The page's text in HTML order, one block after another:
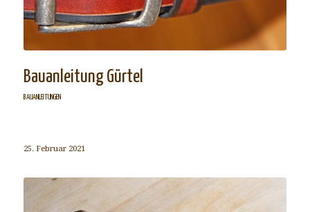
Bauanleitung Gürtel
BAUANLEITUNGEN
25. Februar 2021